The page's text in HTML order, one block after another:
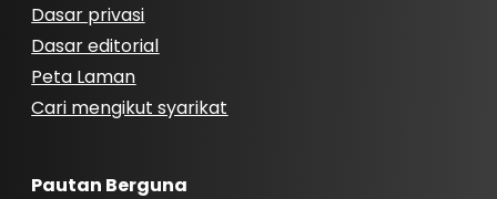
Dasar privasi
Dasar editorial
Peta Laman
Cari mengikut syarikat
Pautan Berguna